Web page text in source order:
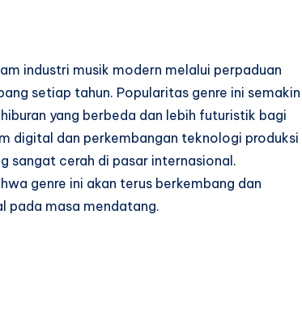
industri musik modern melalui perpaduan
setiap tahun. Popularitas genre ini semakin
yang berbeda dan lebih futuristik bagi
digital dan perkembangan teknologi produksi
sangat cerah di pasar internasional.
genre ini akan terus berkembang dan
pada masa mendatang.